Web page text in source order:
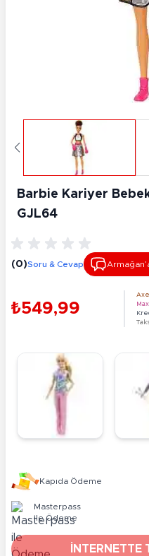
Barbie Kariyer
GJL64
(0)Soru & Cevap
₺549,99
Kapıda Ödeme
Masterpass
ile Ödeme
İNTERNETTE